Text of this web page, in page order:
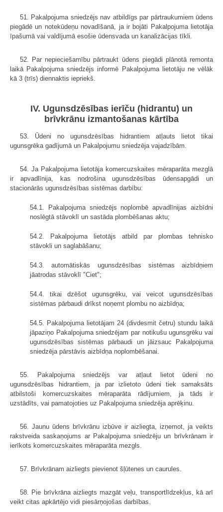
51. Pakalpojuma sniedzējs nav atbildīgs par pārtraukumiem ūdens
piegādē un notekūdeņu novadīšanā, ja ir bojāti Pakalpojuma lietotāja
īpašumā vai valdījumā esošie ūdensvada un kanalizācijas tīkli.
52. Par nepieciešamību pārtraukt ūdens piegādi plānotā remonta
laikā Pakalpojuma sniedzējs informē Pakalpojuma lietotāju ne vēlāk
kā 3 (trīs) diennaktis iepriekš.
IV. Ugunsdzēsības ierīču (hidrantu) un
brīvkrānu izmantošanas kārtība
53. Ūdeni no ugunsdzēsības hidrantiem atļauts lietot tikai
ugunsgrēka gadījumā un Pakalpojumu sniedzēja vajadzībām.
54. Ja Pakalpojuma lietotāja komercuzskaites mēraparāta mezglā
ir apvadlīnija, kas nodrošina ugunsdzēsības ūdensapgādi un
stacionārās ugunsdzēsības sistēmas darbību:
54.1. Pakalpojuma sniedzējs noplombē apvadlīnijas aizbīdni
noslēgtā stāvoklī un sastāda plombēšanas aktu;
54.2. Pakalpojuma lietotājs atbild par plombas tehnisko
stāvokli un saglabāšanu;
54.3. automātiskās ugunsdzēsības sistēmas aizbīdņiem
jāatrodas stāvoklī "Ciet";
54.4. tikai dzēšot ugunsgrēku, vai veicot ugunsdzēsības
sistēmas pārbaudi drīkst noņemt plombu no aizbīdņa;
54.5. Pakalpojuma lietotājam 24 (divdesmit četru) stundu laikā
jāpaziņo Pakalpojuma sniedzējam par notikušu ugunsgrēku vai
ugunsdzēsības sistēmas pārbaudi un jāizsauc Pakalpojuma
sniedzēja pārstāvis aizbīdņa noplombēšanai.
55. Pakalpojuma sniedzējs var atļaut lietot ūdeni no
ugunsdzēsības hidrantiem, ja par izlietoto ūdeni tiek samaksāts
atbilstoši komercuzskaites mēraparāta rādījumiem, ja tāds ir
uzstādīts, vai pamatojoties uz Pakalpojuma sniedzēja aprēķinu.
56. Jaunu ūdens brīvkrānu izbūve ir aizliegta, izņemot, ja veikts
rakstveida saskaņojums ar Pakalpojuma sniedzēju un brīvkrānam ir
ierīkots komercuzskaites mēraparāta mezgls.
57. Brīvkrānam aizliegts pievienot šļūtenes un caurules.
58. Pie brīvkrāna aizliegts mazgāt veļu, transportlīdzekļus, kā arī
veikt citas apkārtējo vidi piesārņojošas darbības.